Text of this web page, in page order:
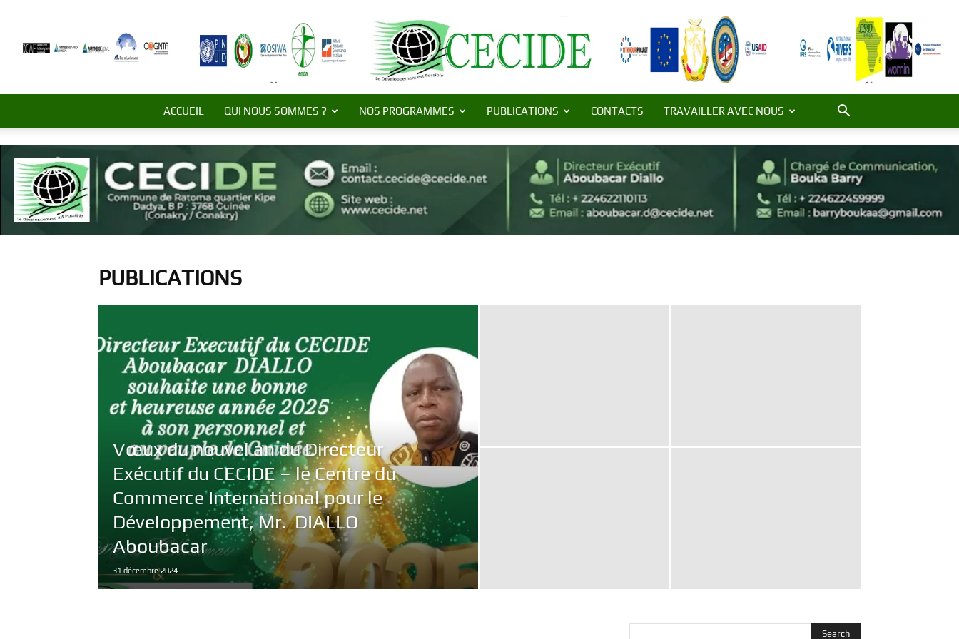
Centre
le
ACCUEIL QUI NOUS SOMMES ? NOS PROGRAMMES PUBLICATIONS CONTACTS TRAVAILLER AVEC NOUS
PUBLICATIONS
Vœux du nouvel an du Directeur
Exécutif du CECIDE – le Centre du
Commerce International pour le
Développement, Mr. DIALLO
Aboubacar
31 décembre 2024